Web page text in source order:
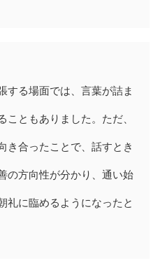
する場面では、言葉が詰ま
ともありました。ただ、
き合ったことで、話すとき
の方向性が分かり、通い始
礼に臨めるようになったと